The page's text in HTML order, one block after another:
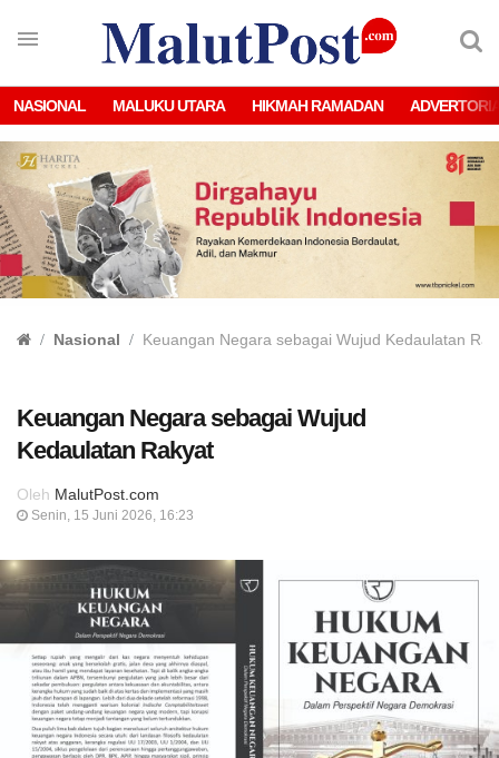
NASIONAL MALUKU UTARA HIKMAH RAMADAN
Nasional Keuangan Negara sebagai Wujud Kedaulatan
Keuangan Negara sebagai Wujud
Kedaulatan Rakyat
Oleh MalutPost.com
Senin, 15 Juni 2026, 16:23